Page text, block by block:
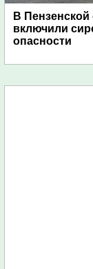
В Пензенской
включили
опасности